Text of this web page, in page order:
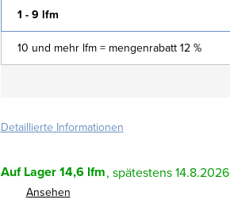
1 - 9 lfm
10 und mehr lfm = mengenrabatt 12 %
Detaillierte Informationen
Auf Lager14,6 lfm 14.8.2026
Ansehen